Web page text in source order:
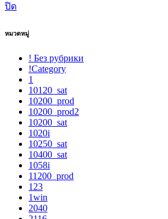
ปิด
หมวดหมู่
! Без рубрики
!Category
1
10120_sat
10200_prod
10200_prod2
10200_sat
1020i
10250_sat
10400_sat
1058i
11200_prod
123
1win
2040